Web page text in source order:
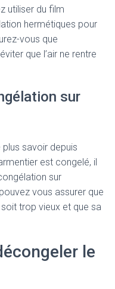
utiliser du film
hermétiques pour
vous que
que l’air ne rentre
sur
savoir depuis
est congelé, il
sur
vous assurer que
trop vieux et que sa
le